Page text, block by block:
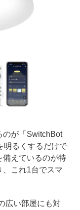
のが「SwitchBot
明るくするだけで
備えているのが特
これ1台でスマ
広い部屋にも対